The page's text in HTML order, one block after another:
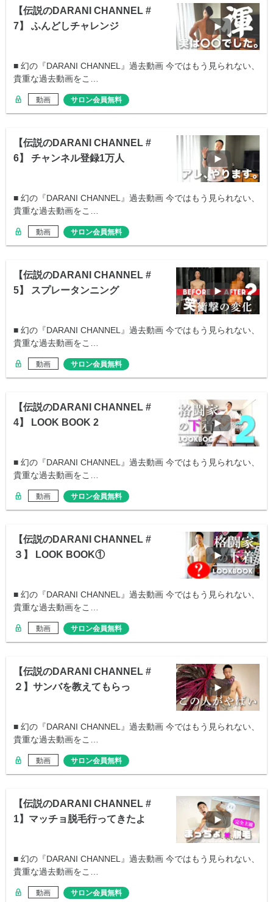
【伝説のDARANI CHANNEL #
7】 ふんどしチャレンジ
■ 幻の『DARANI CHANNEL』過去動画 今ではもう見られない、
貴重な過去動画をこ…
動画 サロン会員無料
【伝説のDARANI CHANNEL #
6】 チャンネル登録1万人
■ 幻の『DARANI CHANNEL』過去動画 今ではもう見られない、
貴重な過去動画をこ…
動画 サロン会員無料
【伝説のDARANI CHANNEL #
5】 スプレータンニング
■ 幻の『DARANI CHANNEL』過去動画 今ではもう見られない、
貴重な過去動画をこ…
動画 サロン会員無料
【伝説のDARANI CHANNEL #
4】 LOOK BOOK 2
■ 幻の『DARANI CHANNEL』過去動画 今ではもう見られない、
貴重な過去動画をこ…
動画 サロン会員無料
【伝説のDARANI CHANNEL #
３】 LOOK BOOK①
■ 幻の『DARANI CHANNEL』過去動画 今ではもう見られない、
貴重な過去動画をこ…
動画 サロン会員無料
【伝説のDARANI CHANNEL #
２】サンバを教えてもらっ
■ 幻の『DARANI CHANNEL』過去動画 今ではもう見られない、
貴重な過去動画をこ…
動画 サロン会員無料
【伝説のDARANI CHANNEL #
1】マッチョ脱毛行ってきたよ
■ 幻の『DARANI CHANNEL』過去動画 今ではもう見られない、
貴重な過去動画をこ…
動画 サロン会員無料